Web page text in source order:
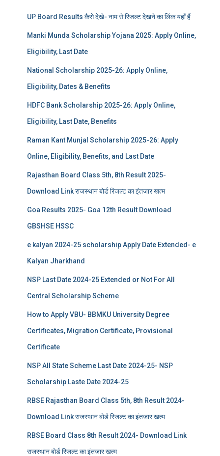
UP Board Results कैसे देखे- नाम से रिजल्ट देखने का लिंक यहाँ हैं
Manki Munda Scholarship Yojana 2025: Apply Online,
Eligibility, Last Date
National Scholarship 2025-26: Apply Online,
Eligibility, Dates & Benefits
HDFC Bank Scholarship 2025-26: Apply Online,
Eligibility, Last Date, Benefits
Raman Kant Munjal Scholarship 2025-26: Apply
Online, Eligibility, Benefits, and Last Date
Rajasthan Board Class 5th, 8th Result 2025-
Download Link राजस्थान बोर्ड रिजल्‍ट का इंतजार खत्‍म
Goa Results 2025- Goa 12th Result Download
GBSHSE HSSC
e kalyan 2024-25 scholarship Apply Date Extended- e
Kalyan Jharkhand
NSP Last Date 2024-25 Extended or Not For All
Central Scholarship Scheme
How to Apply VBU- BBMKU University Degree
Certificates, Migration Certificate, Provisional
Certificate
NSP All State Scheme Last Date 2024-25- NSP
Scholarship Laste Date 2024-25
RBSE Rajasthan Board Class 5th, 8th Result 2024-
Download Link राजस्थान बोर्ड रिजल्‍ट का इंतजार खत्‍म
RBSE Board Class 8th Result 2024- Download Link
राजस्थान बोर्ड रिजल्‍ट का इंतजार खत्‍म